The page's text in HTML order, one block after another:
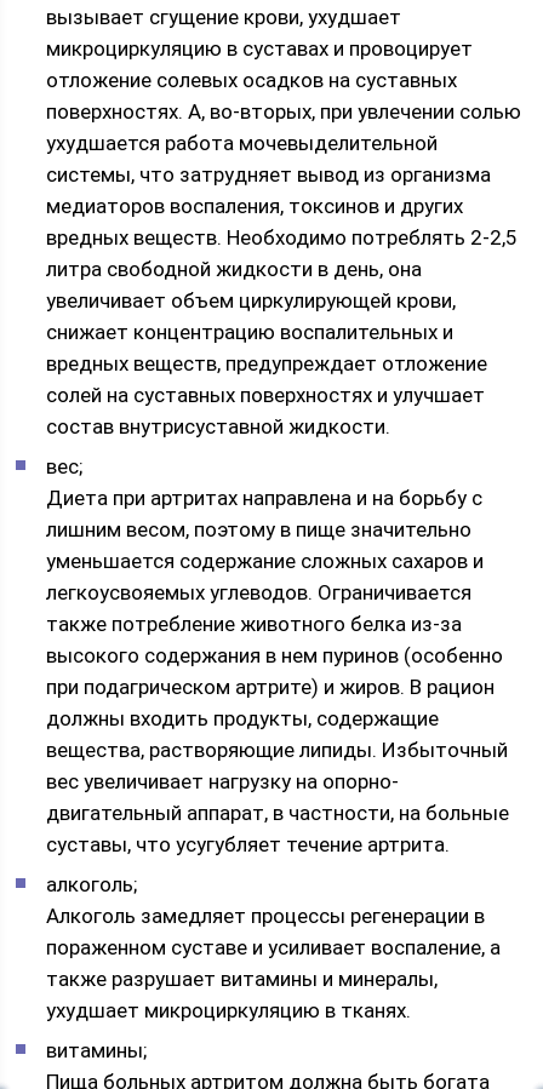
вызывает сгущение крови, ухудшает
микроциркуляцию в суставах и провоцирует
отложение солевых осадков на суставных
поверхностях. А, во-вторых, при увлечении солью
ухудшается работа мочевыделительной
системы, что затрудняет вывод из организма
медиаторов воспаления, токсинов и других
вредных веществ. Необходимо потреблять 2-2,5
литра свободной жидкости в день, она
увеличивает объем циркулирующей крови,
снижает концентрацию воспалительных и
вредных веществ, предупреждает отложение
солей на суставных поверхностях и улучшает
состав внутрисуставной жидкости.
вес;
Диета при артритах направлена и на борьбу с
лишним весом, поэтому в пище значительно
уменьшается содержание сложных сахаров и
легкоусвояемых углеводов. Ограничивается
также потребление животного белка из-за
высокого содержания в нем пуринов (особенно
при подагрическом артрите) и жиров. В рацион
должны входить продукты, содержащие
вещества, растворяющие липиды. Избыточный
вес увеличивает нагрузку на опорно-
двигательный аппарат, в частности, на больные
суставы, что усугубляет течение артрита.
алкоголь;
Алкоголь замедляет процессы регенерации в
пораженном суставе и усиливает воспаление, а
также разрушает витамины и минералы,
ухудшает микроциркуляцию в тканях.
витамины;
Пища больных артритом должна быть богата